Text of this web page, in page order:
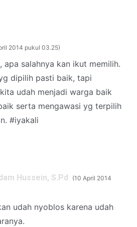
2014 pukul 03.25
apa salahnya kan ikut memilih.
dipilih pasti baik, tapi
udah menjadi warga baik
serta mengawasi yg terpilih
#iyakali
Hussein, S.Pd
10 April 2014
udah nyoblos karena udah